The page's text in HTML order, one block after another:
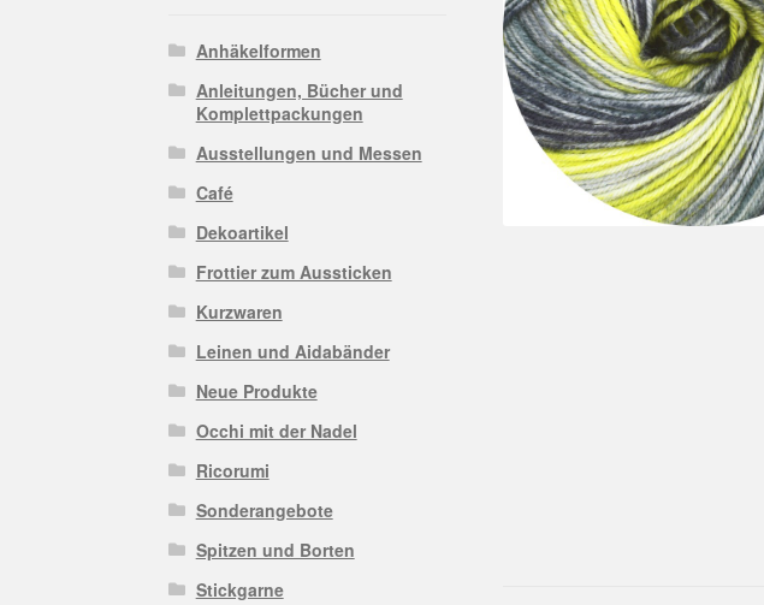
Anhäkelformen
Anleitungen, Bücher und
Komplettpackungen
Ausstellungen und Messen
Café
Dekoartikel
Frottier zum Aussticken
Kurzwaren
Leinen und Aidabänder
Neue Produkte
Occhi mit der Nadel
Ricorumi
Sonderangebote
Spitzen und Borten
Stickgarne